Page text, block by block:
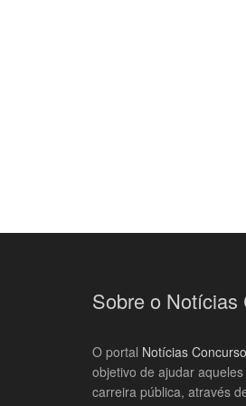
Sobre o Notícias
O portal Notícias
objetivo de ajudar
carreira pública, através